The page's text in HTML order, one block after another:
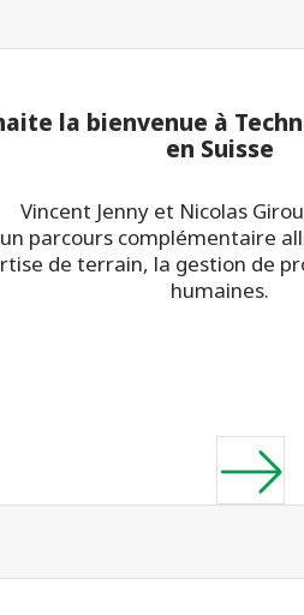
la bienvenue à
en Suisse
Vincent Jenny et Nicolas
parcours complémentaire
de terrain, la gestion de
humaines.